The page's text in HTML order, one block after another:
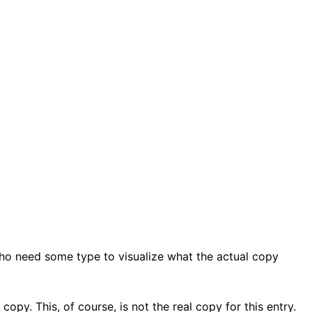
need some type to visualize what the actual copy
This, of course, is not the real copy for this entry.